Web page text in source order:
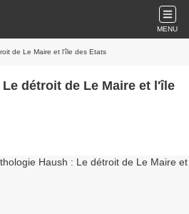
MENU
de Le Maire et l'île des Etats